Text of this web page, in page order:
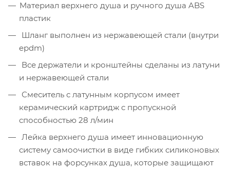
Материал верхнего душа и ручного душа ABS
пластик
Шланг выполнен из нержавеющей стали (внутри
epdm)
Все держатели и кронштейны сделаны из латуни
и нержавеющей стали
Смеситель с латунным корпусом имеет
керамический картридж с пропускной
способностью 28 л/мин
Лейка верхнего душа имеет инновационную
систему самоочистки в виде гибких силиконовых
вставок на форсунках душа, которые защищают